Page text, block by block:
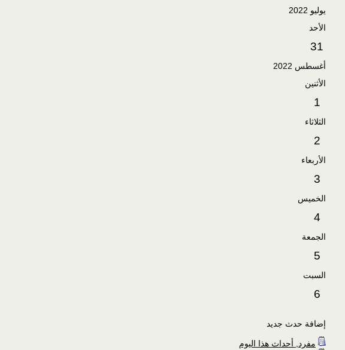
يوليو 2022
الأحد
31
أغسطس 2022
الأثنين
1
الثلاثاء
2
الأربعاء
3
الخميس
4
الجمعة
5
السبت
6
إضافة حدث جديد
مفرد, أحداث هذا اليوم